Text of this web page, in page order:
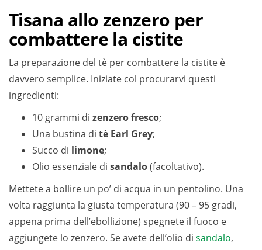
Tisana allo zenzero per
combattere la cistite
La preparazione del tè per combattere la cistite è
davvero semplice. Iniziate col procurarvi questi
ingredienti:
10 grammi di zenzero fresco;
Una bustina di tè Earl Grey;
Succo di limone;
Olio essenziale di sandalo(facoltativo).
Mettete a bollire un po’ di acqua in un pentolino. Una
volta raggiunta la giusta temperatura (90 – 95 gradi,
appena prima dell’ebollizione) spegnete il fuoco e
aggiungete lo zenzero. Se avete dell’olio di sandalo,